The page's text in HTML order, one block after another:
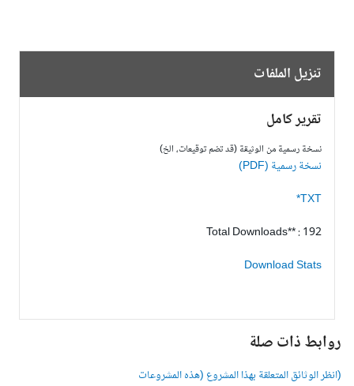
تنزيل الملفات
تقرير كامل
نسخة رسمية من الوثيقة (قد تضم توقيعات، الخ)
نسخة رسمية (PDF)
TXT*
Total Downloads** : 192
Download Stats
روابط ذات صلة
(انظر الوثائق المتعلقة بهذا المشروع (هذه المشروعات